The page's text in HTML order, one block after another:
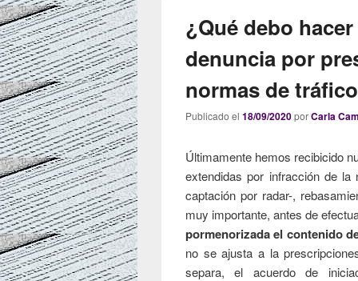
¿Qué debo
denuncia por
normas de
Publicado el 18/09/2020porCarla
Últimamente hemos recibicido
extendidas por infracción de
captación por radar-,
muy importante, antes de
pormenorizada el contenido
no se ajusta a la
separa, el acuerdo de